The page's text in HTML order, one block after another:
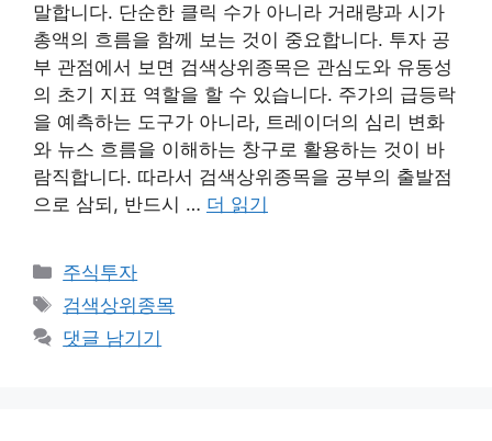
말합니다. 단순한 클릭 수가 아니라 거래량과 시가
총액의 흐름을 함께 보는 것이 중요합니다. 투자 공
부 관점에서 보면 검색상위종목은 관심도와 유동성
의 초기 지표 역할을 할 수 있습니다. 주가의 급등락
을 예측하는 도구가 아니라, 트레이더의 심리 변화
와 뉴스 흐름을 이해하는 창구로 활용하는 것이 바
람직합니다. 따라서 검색상위종목을 공부의 출발점
으로 삼되, 반드시 … 더 읽기
카
테
리
주식투자
태
그
검색상위종목
댓글 남기기